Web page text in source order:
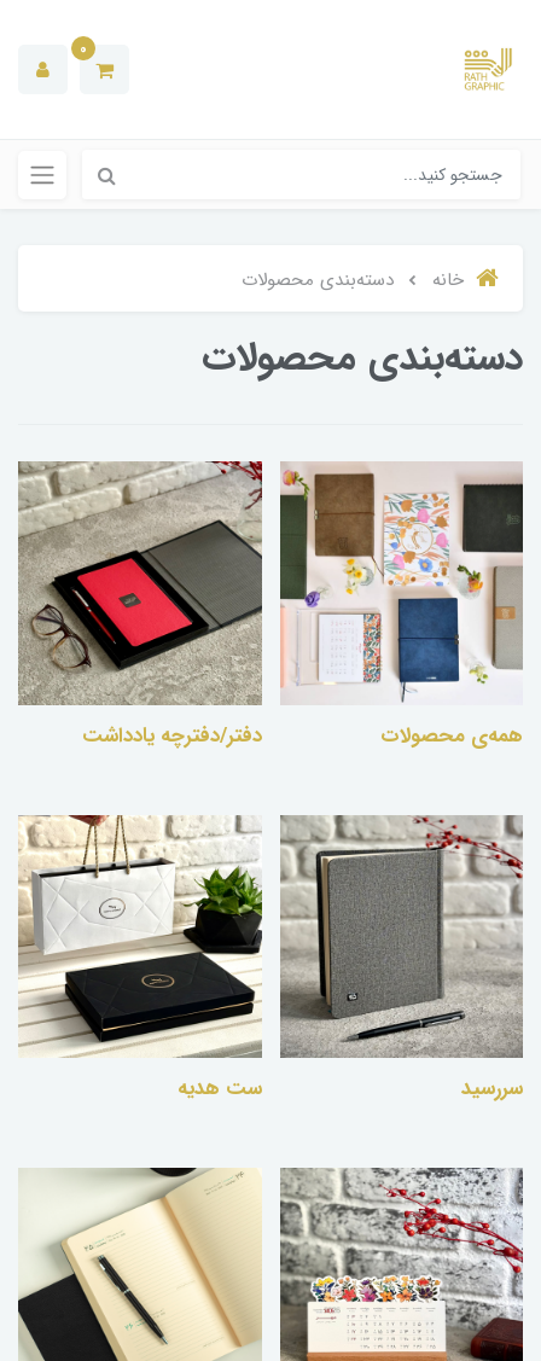
0
خانه دسته‌بندی‌ محصولات
دسته‌بندی‌ محصولات
همه‌ی محصولات دفتر/دفترچه یادداشت
سررسید ست هدیه